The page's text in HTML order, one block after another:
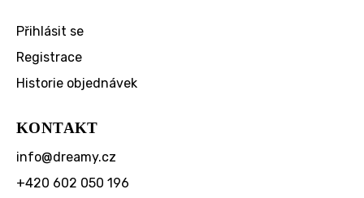
Přihlásit se
Registrace
Historie objednávek
KONTAKT
info@dreamy.cz
+420 602 050 196